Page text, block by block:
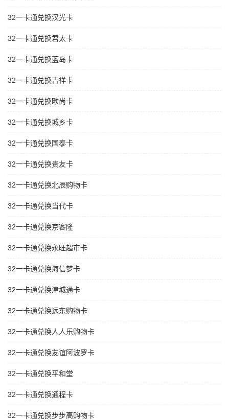
32一卡通兑换汉光卡
32一卡通兑换君太卡
32一卡通兑换蓝岛卡
32一卡通兑换吉祥卡
32一卡通兑换欧尚卡
32一卡通兑换城乡卡
32一卡通兑换国泰卡
32一卡通兑换贵友卡
32一卡通兑换北辰购物卡
32一卡通兑换当代卡
32一卡通兑换京客隆
32一卡通兑换永旺超市卡
32一卡通兑换海信梦卡
32一卡通兑换津城通卡
32一卡通兑换远东购物卡
32一卡通兑换人人乐购物卡
32一卡通兑换友谊阿波罗卡
32一卡通兑换平和堂
32一卡通兑换通程卡
32一卡通兑换步步高购物卡